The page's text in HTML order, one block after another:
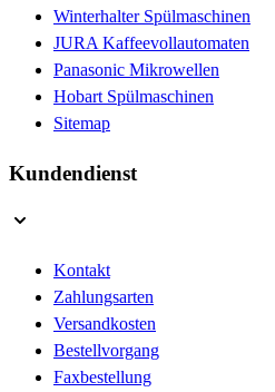
Winterhalter Spülmaschinen
JURA Kaffeevollautomaten
Panasonic Mikrowellen
Hobart Spülmaschinen
Sitemap
Kundendienst
Kontakt
Zahlungsarten
Versandkosten
Bestellvorgang
Faxbestellung